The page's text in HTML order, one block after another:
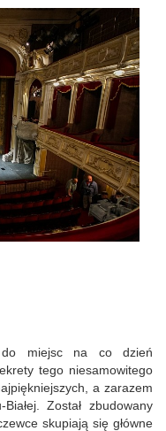
miejsc na co dzień
tego niesamowitego
a zarazem
Został zbudowany
skupiają się główne